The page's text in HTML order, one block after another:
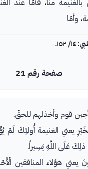
منّا، فأمّا عند
وأمّا
صفحة رقم 21
قوم وأخذلهم للحقّ.
يعني الغنيمة أُولئِكَ لَمْ
عَلَى اللَّهِ يَسِيراً.
يعني هؤلاء المنافقين